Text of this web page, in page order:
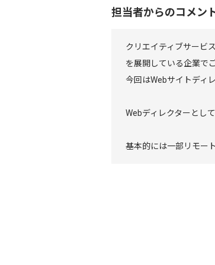
担当者からのコメン
クリエイティブサービ
を展開している企業で
今回はWebサイトディ
Webディレクターとし
基本的には一部リモー